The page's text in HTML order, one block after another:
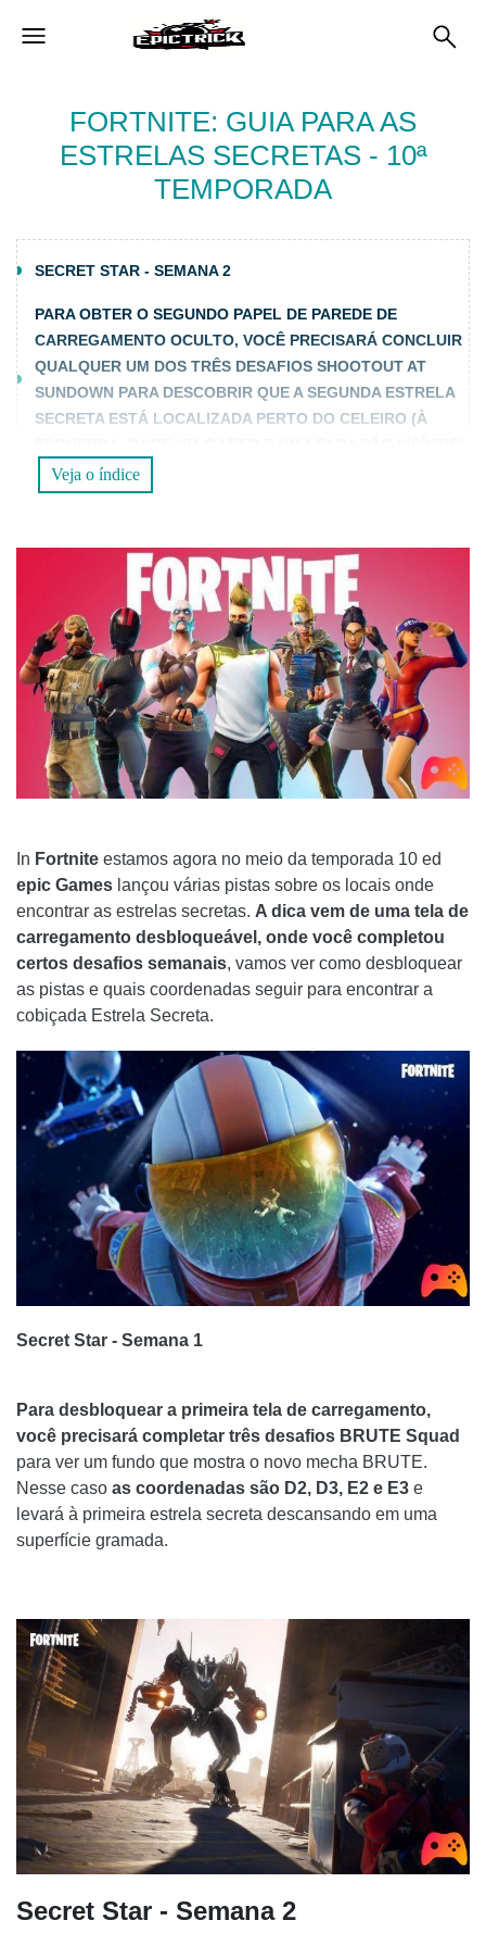
FORTNITE: GUIA PARA AS
ESTRELAS SECRETAS - 10ª
TEMPORADA
SECRET STAR - SEMANA 2
PARA OBTER O SEGUNDO PAPEL DE PAREDE DE
CARREGAMENTO OCULTO, VOCÊ PRECISARÁ CONCLUIR
QUALQUER UM DOS TRÊS DESAFIOS SHOOTOUT AT
SUNDOWN PARA DESCOBRIR QUE A SEGUNDA ESTRELA
SECRETA ESTÁ LOCALIZADA PERTO DO CELEIRO (À
SECRET STAR - SEMANA 3
Veja o índice
In Fortnite estamos agora no meio da temporada 10 ed
epic Games lançou várias pistas sobre os locais onde
encontrar as estrelas secretas. A dica vem de uma tela de
carregamento desbloqueável, onde você completou
certos desafios semanais, vamos ver como desbloquear
as pistas e quais coordenadas seguir para encontrar a
cobiçada Estrela Secreta.
Secret Star - Semana 1
Para desbloquear a primeira tela de carregamento,
você precisará completar três desafios BRUTE Squad
para ver um fundo que mostra o novo mecha BRUTE.
Nesse caso as coordenadas são D2, D3, E2 e E3 e
levará à primeira estrela secreta descansando em uma
superfície gramada.
Secret Star - Semana 2